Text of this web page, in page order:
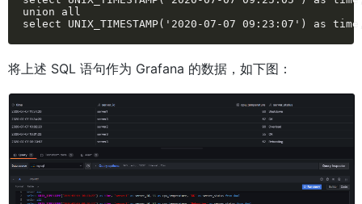
union all
select UNIX_TIMESTAMP('2020-07-07 09:23:07') as
将上述 SQL 语句作为 Grafana 的数据，如下图：